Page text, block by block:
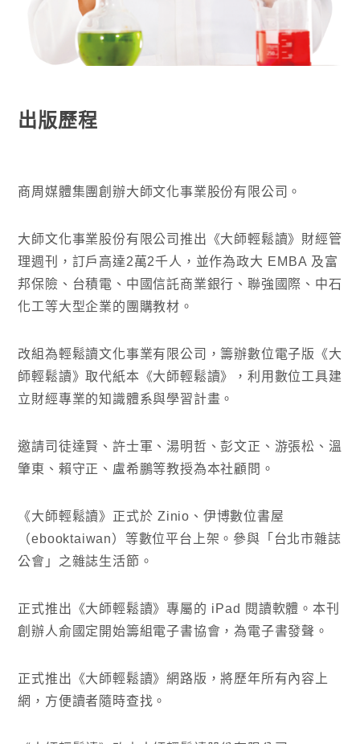
出版歷程
商周媒體集團創辦大師文化事業股份有限公司。
大師文化事業股份有限公司推出《大師輕鬆讀》財經管
理週刊，訂戶高達2萬2千人，並作為政大 EMBA 及富
邦保險、台積電、中國信託商業銀行、聯強國際、中石
化工等大型企業的團購教材。
改組為輕鬆讀文化事業有限公司，籌辦數位電子版《大
師輕鬆讀》取代紙本《大師輕鬆讀》，利用數位工具建
立財經專業的知識體系與學習計畫。
邀請司徒達賢、許士軍、湯明哲、彭文正、游張松、溫
肇東、賴守正、盧希鵬等教授為本社顧問。
《大師輕鬆讀》正式於 Zinio、伊博數位書屋
（ebooktaiwan）等數位平台上架。參與「台北市雜誌
公會」之雜誌生活節。
正式推出《大師輕鬆讀》專屬的 iPad 閱讀軟體。本刊
創辦人俞國定開始籌組電子書協會，為電子書發聲。
正式推出《大師輕鬆讀》網路版，將歷年所有內容上
網，方便讀者隨時查找。